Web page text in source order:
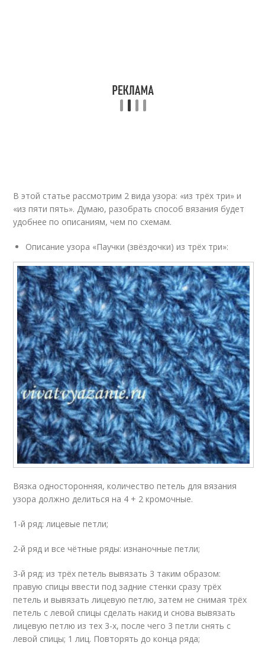
В этой статье рассмотрим 2 вида узора: «из трёх три» и
«из пяти пять». Думаю, разобрать способ вязания будет
удобнее по описаниям, чем по схемам.
Описание узора «Паучки (звёздочки) из трёх три»:
Вязка односторонняя, количество петель для вязания
узора должно делиться на 4 + 2 кромочные.
1-й ряд: лицевые петли;
2-й ряд и все чётные ряды: изнаночные петли;
3-й ряд: из трёх петель вывязать 3 таким образом:
правую спицы ввести под задние стенки сразу трёх
петель и вывязать лицевую петлю, затем не снимая трёх
петель с левой спицы сделать накид и снова вывязать
лицевую петлю из тех 3-х, после чего 3 петли снять с
левой спицы; 1 лиц. Повторять до конца ряда;